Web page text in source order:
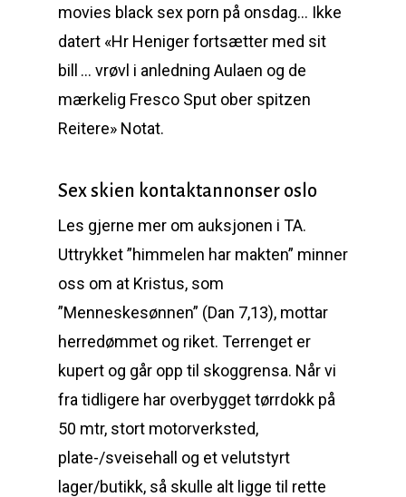
movies black sex porn på onsdag… Ikke
datert «Hr Heniger fortsætter med sit
bill … vrøvl i anledning Aulaen og de
mærkelig Fresco Sput ober spitzen
Reitere» Notat.
Sex skien kontaktannonser oslo
Les gjerne mer om auksjonen i TA.
Uttrykket ”himmelen har makten” minner
oss om at Kristus, som
”Menneskesønnen” (Dan 7,13), mottar
herredømmet og riket. Terrenget er
kupert og går opp til skoggrensa. Når vi
fra tidligere har overbygget tørrdokk på
50 mtr, stort motorverksted,
plate-/sveisehall og et velutstyrt
lager/butikk, så skulle alt ligge til rette